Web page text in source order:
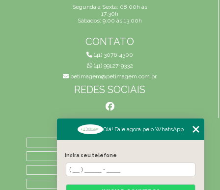
Segunda a Sexta: 08:00h às
17:30h
Sábados: 9:00 às 13:00h
CONTATO
(41) 3076-4300
(41) 99127-9332
petimagem@petimagem.com.br
REDES SOCIAIS
MENU
HOME
QUEM SOMOS
ATIVIDADES
CONTATO
Olá! Fale agora pelo WhatsApp
Insira seu telefone